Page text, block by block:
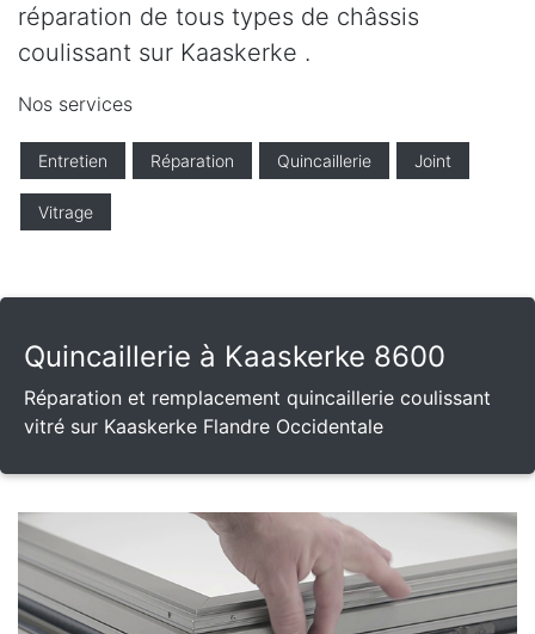
réparation de tous types de châssis
coulissant sur Kaaskerke .
Nos services
Entretien Réparation Quincaillerie Joint
Vitrage
Quincaillerie à Kaaskerke 8600
Réparation et remplacement quincaillerie coulissant
vitré sur Kaaskerke Flandre Occidentale